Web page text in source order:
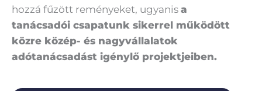
hozzá fűzött reményeket, ugyanis a
tanácsadói csapatunk sikerrel működött
közre közép- és nagyvállalatok
adótanácsadást igénylő projektjeiben.